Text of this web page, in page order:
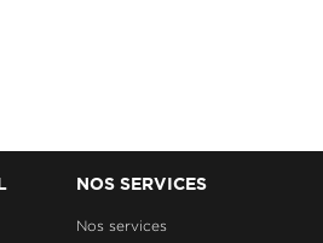
NOS SERVICES
Nos services